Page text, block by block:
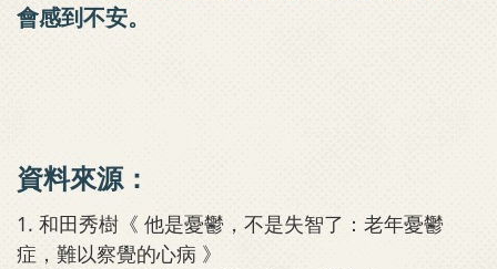
會感到不安。
資料來源：
1. 和田秀樹《 他是憂鬱，不是失智了：老年憂鬱
症，難以察覺的心病 》